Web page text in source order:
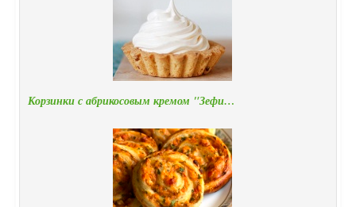
Корзинки с абрикосовым кремом "Зефи…